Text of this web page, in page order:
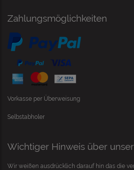
Zahlungsmöglichkeiten
Vorkasse per Überweisung
Selbstabholer
Wichtiger Hinweis über
Wir weißen ausdrücklich darauf hin das die